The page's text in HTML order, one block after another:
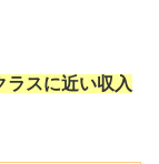
ラスに近い収入